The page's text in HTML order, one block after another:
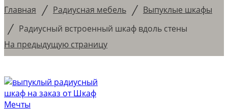
Главная / Радиусная мебель / Выпуклые шкафы
/ Радиусный встроенный шкаф вдоль стены
На предыдущую страницу